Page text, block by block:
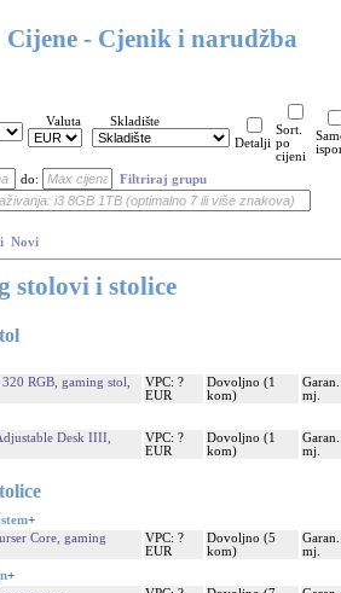
Cijene - Cjenik i narudžba
Valuta
Skladište
Detalji
Sort.
po
cijeni
do: Filtriraj grupu
Novi
stolovi i stolice
RGB, gaming stol,
VPC: ?
EUR
Dovoljno (1
kom)
mj.
Desk IIII,
VPC: ?
EUR
Dovoljno (1
kom)
mj.
+
Core, gaming
VPC: ?
EUR
Dovoljno (5
kom)
mj.
+